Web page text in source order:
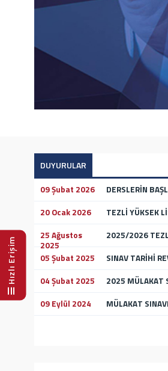
Hızlı Erişim
DUYURULAR
09 Şubat 2026
DERSLERİN
20 Ocak 2026
TEZLİ YÜKSEK
25 Ağustos
2025
2025/2026
05 Şubat 2025
SINAV TARİHİ
04 Şubat 2025
2025 MÜLAKAT
09 Eylül 2024
MÜLAKAT